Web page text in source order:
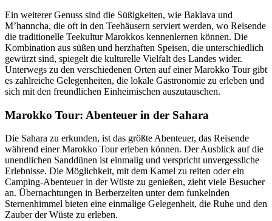
Ein weiterer Genuss sind die Süßigkeiten, wie Baklava und
M’hanncha, die oft in den Teehäusern serviert werden, wo Reisende
die traditionelle Teekultur Marokkos kennenlernen können. Die
Kombination aus süßen und herzhaften Speisen, die unterschiedlich
gewürzt sind, spiegelt die kulturelle Vielfalt des Landes wider.
Unterwegs zu den verschiedenen Orten auf einer Marokko Tour gibt
es zahlreiche Gelegenheiten, die lokale Gastronomie zu erleben und
sich mit den freundlichen Einheimischen auszutauschen.
Marokko Tour: Abenteuer in der Sahara
Die Sahara zu erkunden, ist das größte Abenteuer, das Reisende
während einer Marokko Tour erleben können. Der Ausblick auf die
unendlichen Sanddünen ist einmalig und verspricht unvergessliche
Erlebnisse. Die Möglichkeit, mit dem Kamel zu reiten oder ein
Camping-Abenteuer in der Wüste zu genießen, zieht viele Besucher
an. Übernachtungen in Berberzelten unter dem funkelnden
Sternenhimmel bieten eine einmalige Gelegenheit, die Ruhe und den
Zauber der Wüste zu erleben.